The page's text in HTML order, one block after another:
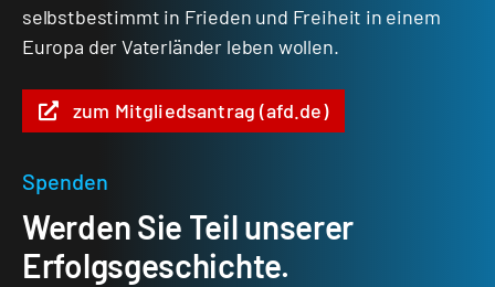
selbstbestimmt in Frieden und Freiheit in einem
Europa der Vaterländer leben wollen.
zum Mitgliedsantrag (afd.de)
Spenden
Werden Sie Teil unserer
Erfolgsgeschichte.